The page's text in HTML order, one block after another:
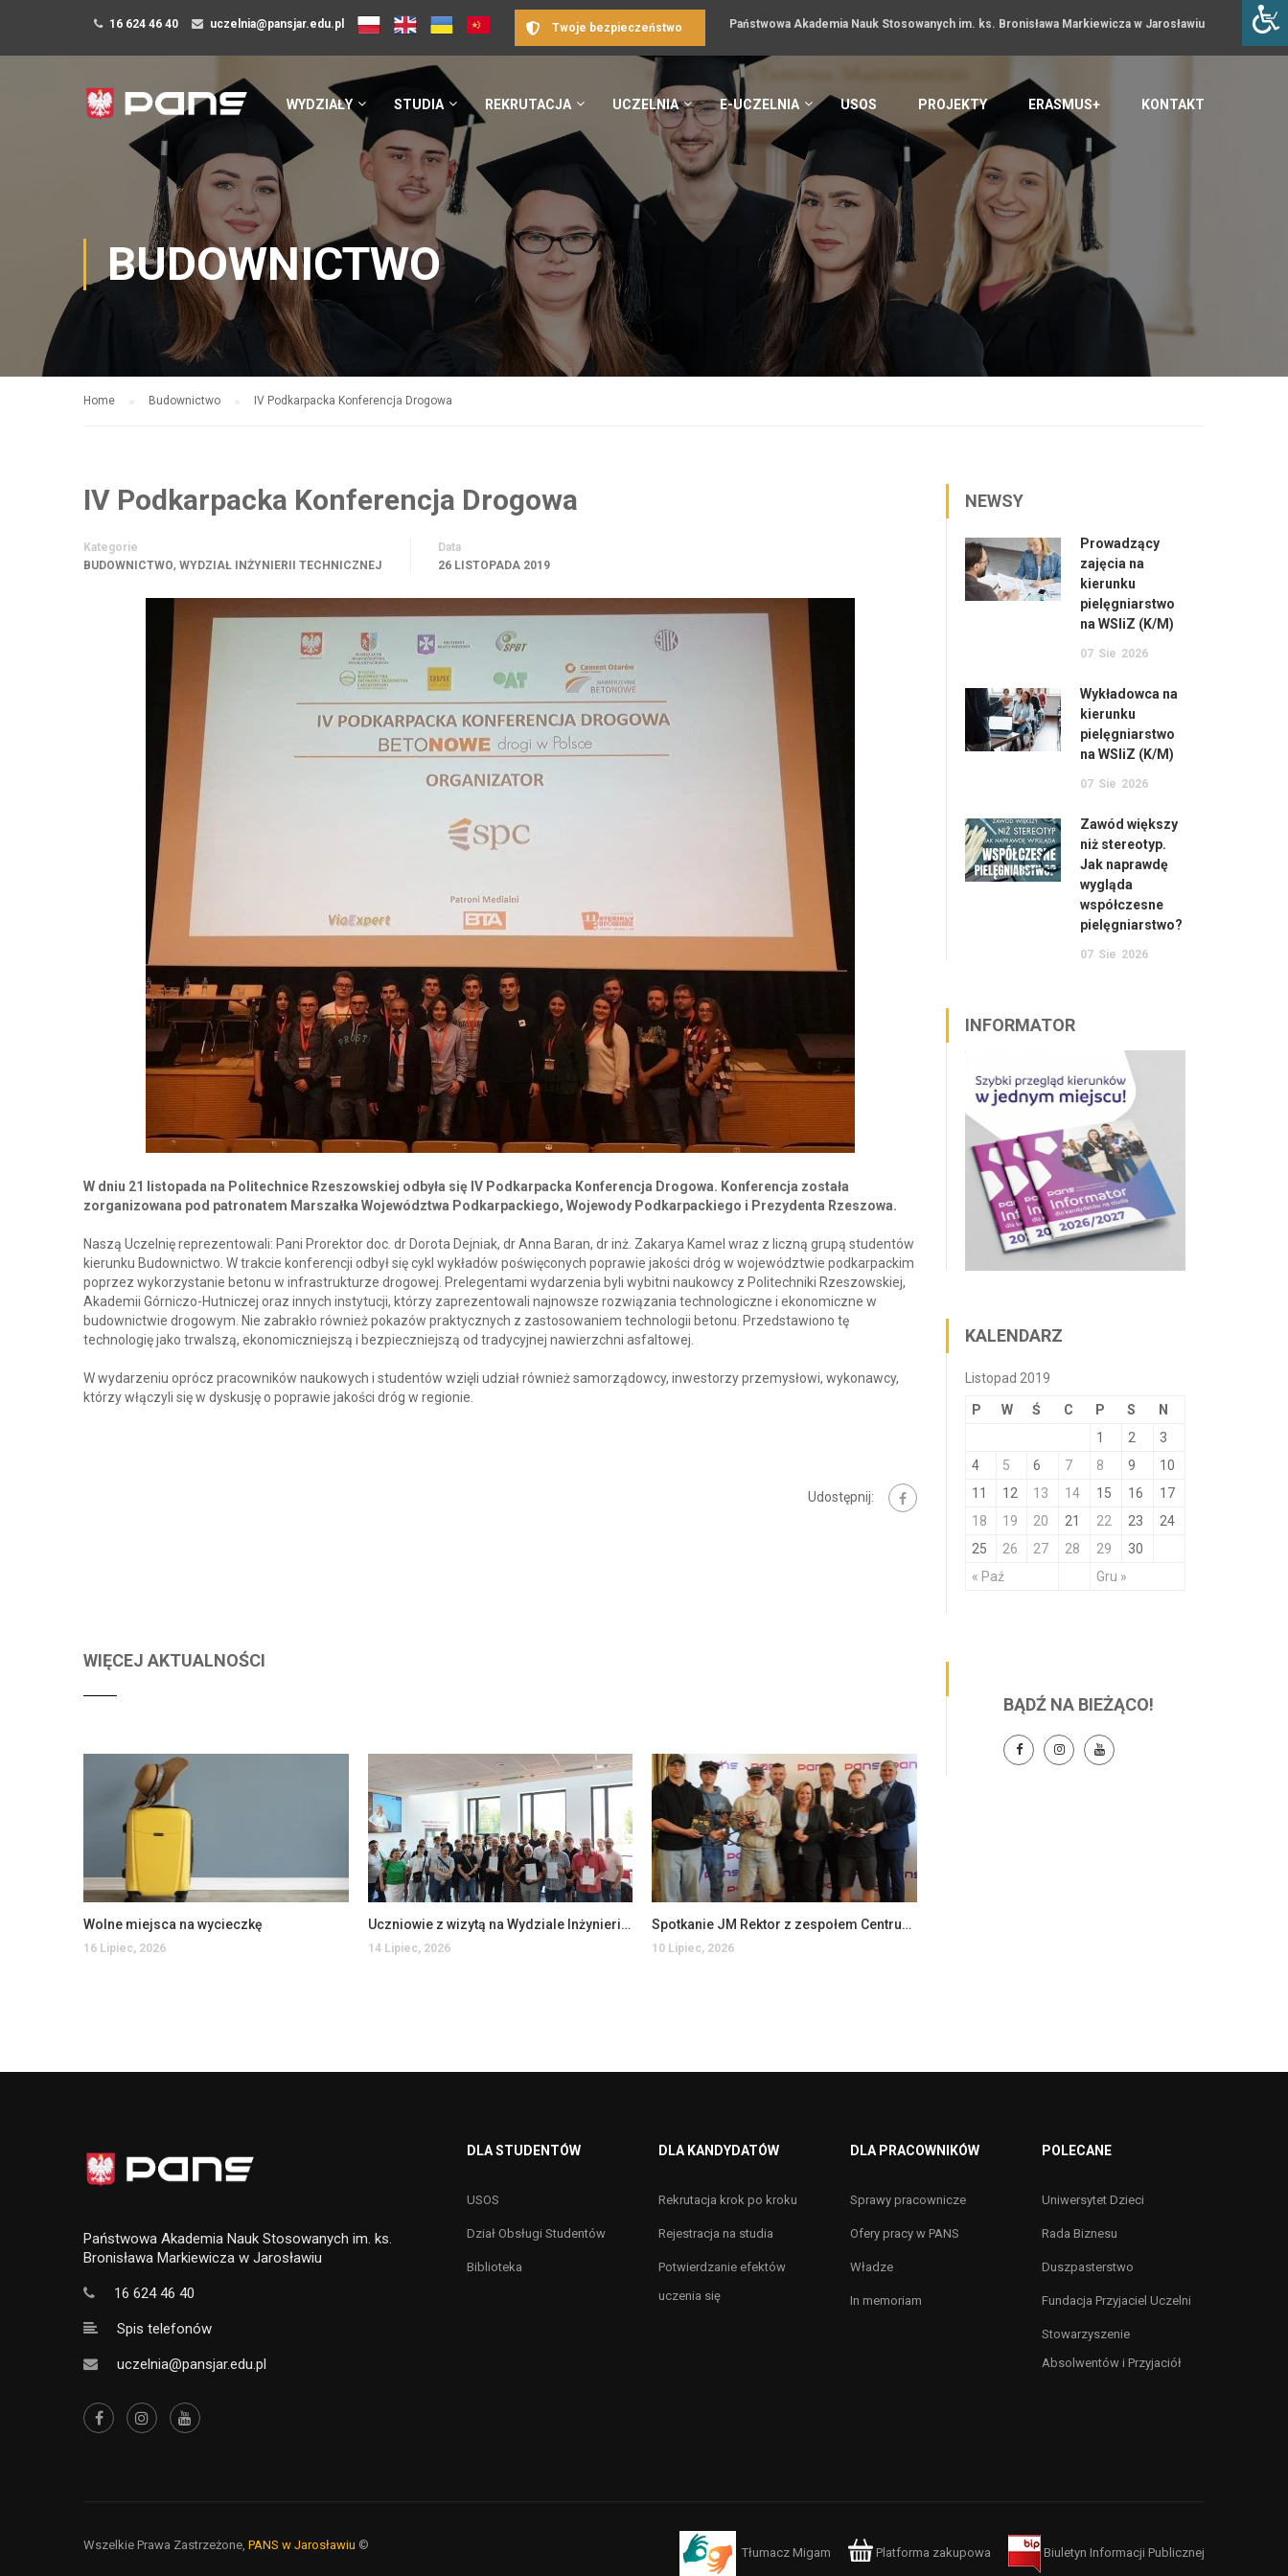
16 624 46 40 uczelnia@pansjar.edu.pl Państwowa Akademia Nauk Stosowanych im. ks. Bronisława Markiewicza w Jarosławiu
Twoje bezpieczeństwo
WYDZIAŁY STUDIA REKRUTACJA UCZELNIA E-UCZELNIA USOS PROJEKTY ERASMUS+ KONTAKT
BUDOWNICTWO
Home Budownictwo IV Podkarpacka Konferencja Drogowa
IV Podkarpacka Konferencja Drogowa
Kategorie
BUDOWNICTWO, WYDZIAŁ INŻYNIERII TECHNICZNEJ
Data
26 LISTOPADA 2019
W dniu 21 listopada na Politechnice Rzeszowskiej odbyła się IV Podkarpacka Konferencja Drogowa. Konferencja została
zorganizowana pod patronatem Marszałka Województwa Podkarpackiego, Wojewody Podkarpackiego i Prezydenta Rzeszowa.
Naszą Uczelnię reprezentowali: Pani Prorektor doc. dr Dorota Dejniak, dr Anna Baran, dr inż. Zakarya Kamel wraz z liczną grupą studentów
kierunku Budownictwo. W trakcie konferencji odbył się cykl wykładów poświęconych poprawie jakości dróg w województwie podkarpackim
poprzez wykorzystanie betonu w infrastrukturze drogowej. Prelegentami wydarzenia byli wybitni naukowcy z Politechniki Rzeszowskiej,
Akademii Górniczo-Hutniczej oraz innych instytucji, którzy zaprezentowali najnowsze rozwiązania technologiczne i ekonomiczne w
budownictwie drogowym. Nie zabrakło również pokazów praktycznych z zastosowaniem technologii betonu. Przedstawiono tę
technologię jako trwalszą, ekonomiczniejszą i bezpieczniejszą od tradycyjnej nawierzchni asfaltowej.
W wydarzeniu oprócz pracowników naukowych i studentów wzięli udział również samorządowcy, inwestorzy przemysłowi, wykonawcy,
którzy włączyli się w dyskusję o poprawie jakości dróg w regionie.
Udostępnij:
WIĘCEJ AKTUALNOŚCI
Wolne miejsca na wycieczkę
16 Lipiec, 2026
Uczniowie z wizytą na Wydziale Inżynierii Technicznej
14 Lipiec, 2026
Spotkanie JM Rektor z zespołem Centrum Szkoleniowego LANISTA
10 Lipiec, 2026
NEWSY
Prowadzący
zajęcia na
kierunku
pielęgniarstwo
na WSIiZ (K/M)
07 Sie 2026
Wykładowca na
kierunku
pielęgniarstwo
na WSIiZ (K/M)
07 Sie 2026
Zawód większy
niż stereotyp.
Jak naprawdę
wygląda
współczesne
pielęgniarstwo?
07 Sie 2026
INFORMATOR
KALENDARZ
Listopad 2019
P W Ś C P S N
« Paź Gru »
1 2
3
4
5 6 7 8 9
10
11
12 13 14 15 16
17
18
19 20 21 22 23
24
25
26 27 28 29 30
BĄDŹ NA BIEŻĄCO!
Państwowa Akademia Nauk Stosowanych im. ks.
Bronisława Markiewicza w Jarosławiu
16 624 46 40
Spis telefonów
uczelnia@pansjar.edu.pl
DLA STUDENTÓW
USOS
Dział Obsługi Studentów
Biblioteka
DLA KANDYDATÓW
Rekrutacja krok po kroku
Rejestracja na studia
Potwierdzanie efektów
uczenia się
DLA PRACOWNIKÓW
Sprawy pracownicze
Ofery pracy w PANS
Władze
In memoriam
POLECANE
Uniwersytet Dzieci
Rada Biznesu
Duszpasterstwo
Fundacja Przyjaciel Uczelni
Stowarzyszenie
Absolwentów i Przyjaciół
Wszelkie Prawa Zastrzeżone, PANS w Jarosławiu ©
Tłumacz Migam Platforma zakupowa Biuletyn Informacji Publicznej